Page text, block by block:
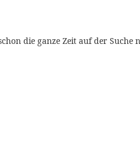
die ganze Zeit auf der